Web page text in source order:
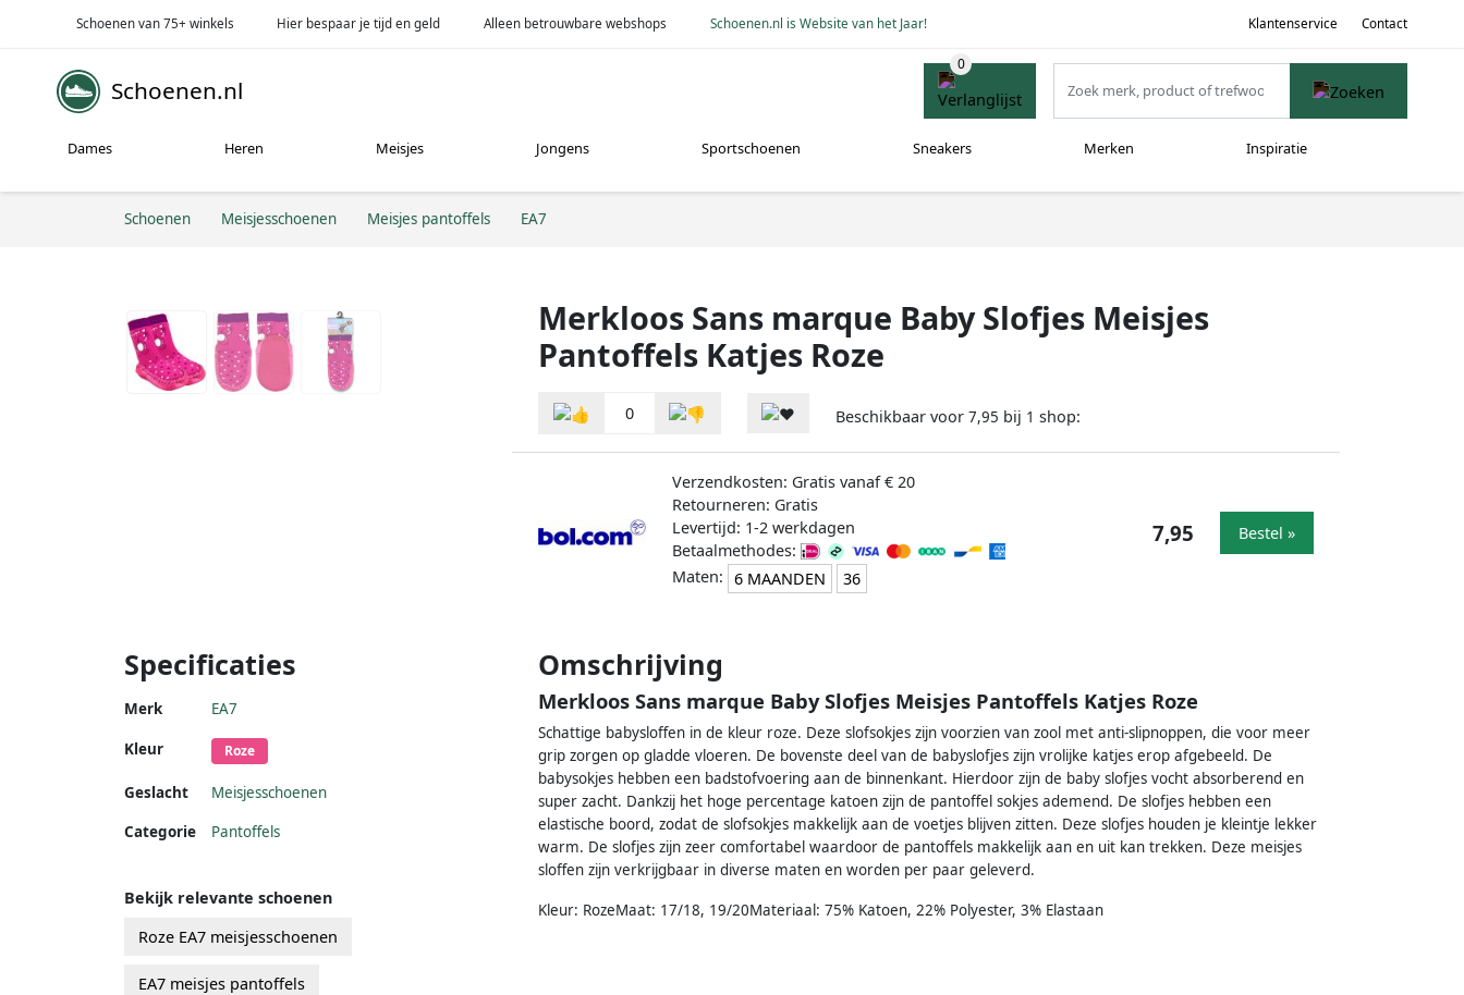
Schoenen van 75+ winkels Hier bespaar je tijd en geld Alleen betrouwbare webshops Schoenen.nl is Website van het Jaar! Klantenservice Contact
Schoenen.nl
Dames Heren Meisjes Jongens Sportschoenen Sneakers Merken Inspiratie
Schoenen Meisjesschoenen Meisjes pantoffels EA7
Merkloos Sans marque Baby Slofjes Meisjes
Pantoffels Katjes Roze
0 Beschikbaar voor 7,95 bij 1 shop:
Verzendkosten: Gratis vanaf € 20
Retourneren: Gratis
Levertijd: 1-2 werkdagen
Betaalmethodes:
Maten: 6 MAANDEN 36
7,95 Bestel »
Specificaties
Merk EA7
Kleur Roze
Geslacht
Meisjesschoenen
Categorie
Pantoffels
Omschrijving
Merkloos Sans marque Baby Slofjes Meisjes Pantoffels Katjes Roze
Schattige babysloffen in de kleur roze. Deze slofsokjes zijn voorzien van zool met anti-slipnoppen, die voor meer
grip zorgen op gladde vloeren. De bovenste deel van de babyslofjes zijn vrolijke katjes erop afgebeeld. De
babysokjes hebben een badstofvoering aan de binnenkant. Hierdoor zijn de baby slofjes vocht absorberend en
super zacht. Dankzij het hoge percentage katoen zijn de pantoffel sokjes ademend. De slofjes hebben een
elastische boord, zodat de slofsokjes makkelijk aan de voetjes blijven zitten. Deze slofjes houden je kleintje lekker
warm. De slofjes zijn zeer comfortabel waardoor de pantoffels makkelijk aan en uit kan trekken. Deze meisjes
sloffen zijn verkrijgbaar in diverse maten en worden per paar geleverd.
Kleur: RozeMaat: 17/18, 19/20Materiaal: 75% Katoen, 22% Polyester, 3% Elastaan
Bekijk relevante schoenen
Roze EA7 meisjesschoenen
EA7 meisjes pantoffels